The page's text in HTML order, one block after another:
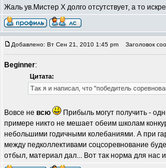
Жаль ув.Мистер Х долго отсутствует, а то
Добавлено: Вт Сен 21, 2010 1:45 pm Заголовок
Beginner:
Цитата:
Так я и написал, что "победитель
Вовсе не всю
Прибыль могут получить -
примере никто не мешает обеим школам
небольшими годичными колебаниями. А при
между педколлективами соцсоревнование
отбыл, материал дал... Вот так норма для нас